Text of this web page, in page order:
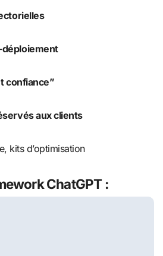
déploiement
confiance”
aux clients
kits d’optimisation
ChatGPT :